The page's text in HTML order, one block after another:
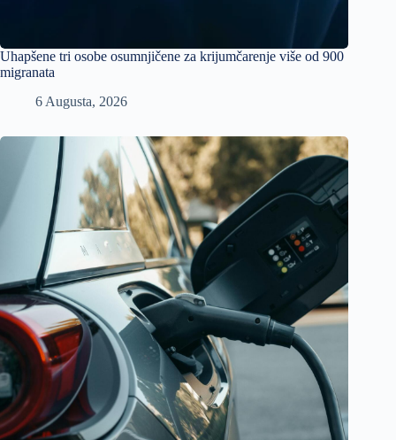
Uhapšene tri osobe osumnjičene za krijumčarenje više od 900
migranata
6 Augusta, 2026